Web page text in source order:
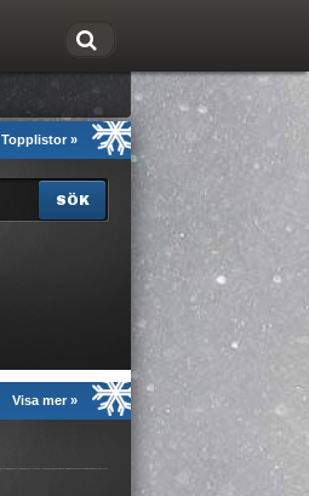
Topplistor »
Visa mer »